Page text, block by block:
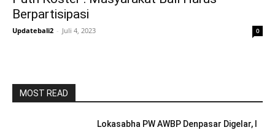
Berpartisipasi
Updatebali2 - Juli 4, 2023 0
MOST READ
Lokasabha PW AWBP Denpasar Digelar, I